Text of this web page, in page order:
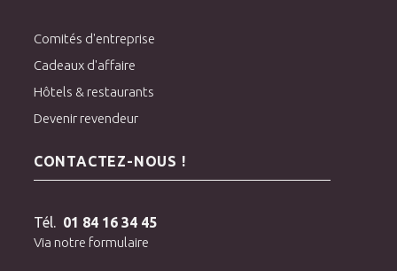
Comités d'entreprise
Cadeaux d'affaire
Hôtels & restaurants
Devenir revendeur
CONTACTEZ-NOUS !
Tél. 01 84 16 34 45
Via notre formulaire